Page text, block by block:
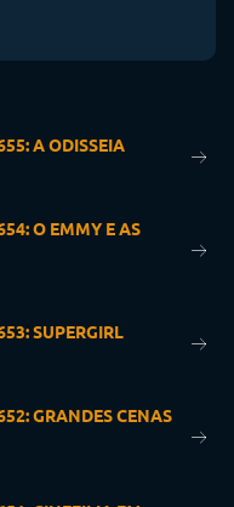
A ODISSEIA
O EMMY E AS
SUPERGIRL
GRANDES CENAS